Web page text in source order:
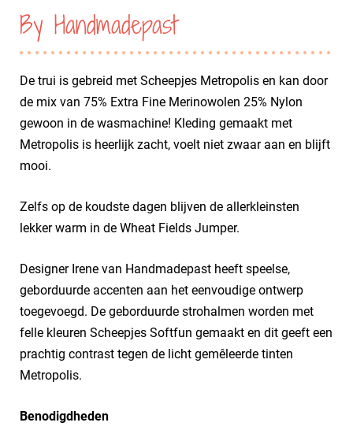
By Handmadepast
De trui is gebreid met Scheepjes Metropolis en kan door
de mix van 75% Extra Fine Merinowolen 25% Nylon
gewoon in de wasmachine! Kleding gemaakt met
Metropolis is heerlijk zacht, voelt niet zwaar aan en blijft
mooi.
Zelfs op de koudste dagen blijven de allerkleinsten
lekker warm in de Wheat Fields Jumper.
Designer Irene van Handmadepast heeft speelse,
geborduurde accenten aan het eenvoudige ontwerp
toegevoegd. De geborduurde strohalmen worden met
felle kleuren Scheepjes Softfun gemaakt en dit geeft een
prachtig contrast tegen de licht gemêleerde tinten
Metropolis.
Benodigdheden